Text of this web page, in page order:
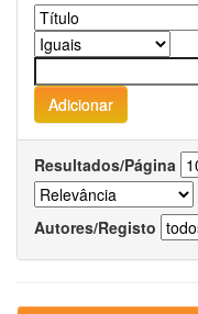
Resultados/Página
Autores/Registo